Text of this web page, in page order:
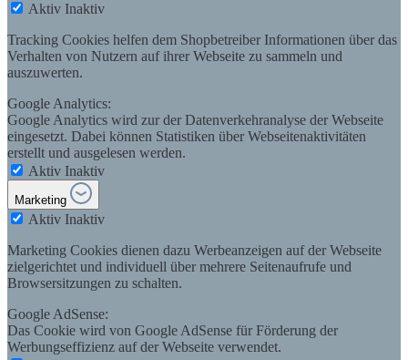
Aktiv Inaktiv
Tracking Cookies helfen dem Shopbetreiber Informationen über das
Verhalten von Nutzern auf ihrer Webseite zu sammeln und
auszuwerten.
Google Analytics:
Google Analytics wird zur der Datenverkehranalyse der Webseite
eingesetzt. Dabei können Statistiken über Webseitenaktivitäten
erstellt und ausgelesen werden.
Aktiv Inaktiv
Marketing
Aktiv Inaktiv
Marketing Cookies dienen dazu Werbeanzeigen auf der Webseite
zielgerichtet und individuell über mehrere Seitenaufrufe und
Browsersitzungen zu schalten.
Google AdSense:
Das Cookie wird von Google AdSense für Förderung der
Werbungseffizienz auf der Webseite verwendet.